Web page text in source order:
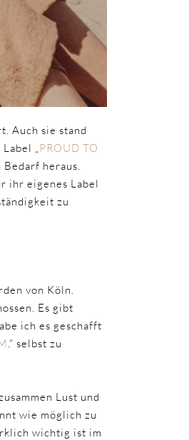
Auch sie stand
„PROUD TO
heraus.
ihr eigenes Label
zu
von Köln.
Es gibt
ich es geschafft
.“ selbst zu
Lust und
wie möglich zu
wichtig ist im